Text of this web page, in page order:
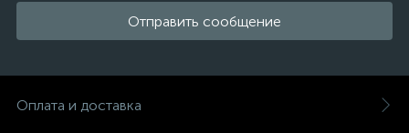
Отправить сообщение
Оплата и доставка